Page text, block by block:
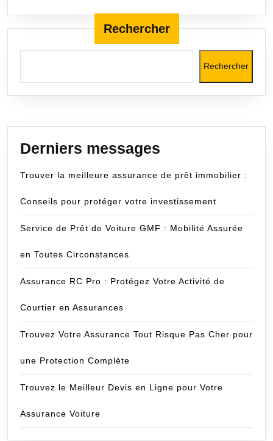
Rechercher
Rechercher
Derniers messages
Trouver la meilleure assurance de prêt immobilier :
Conseils pour protéger votre investissement
Service de Prêt de Voiture GMF : Mobilité Assurée
en Toutes Circonstances
Assurance RC Pro : Protégez Votre Activité de
Courtier en Assurances
Trouvez Votre Assurance Tout Risque Pas Cher pour
une Protection Complète
Trouvez le Meilleur Devis en Ligne pour Votre
Assurance Voiture